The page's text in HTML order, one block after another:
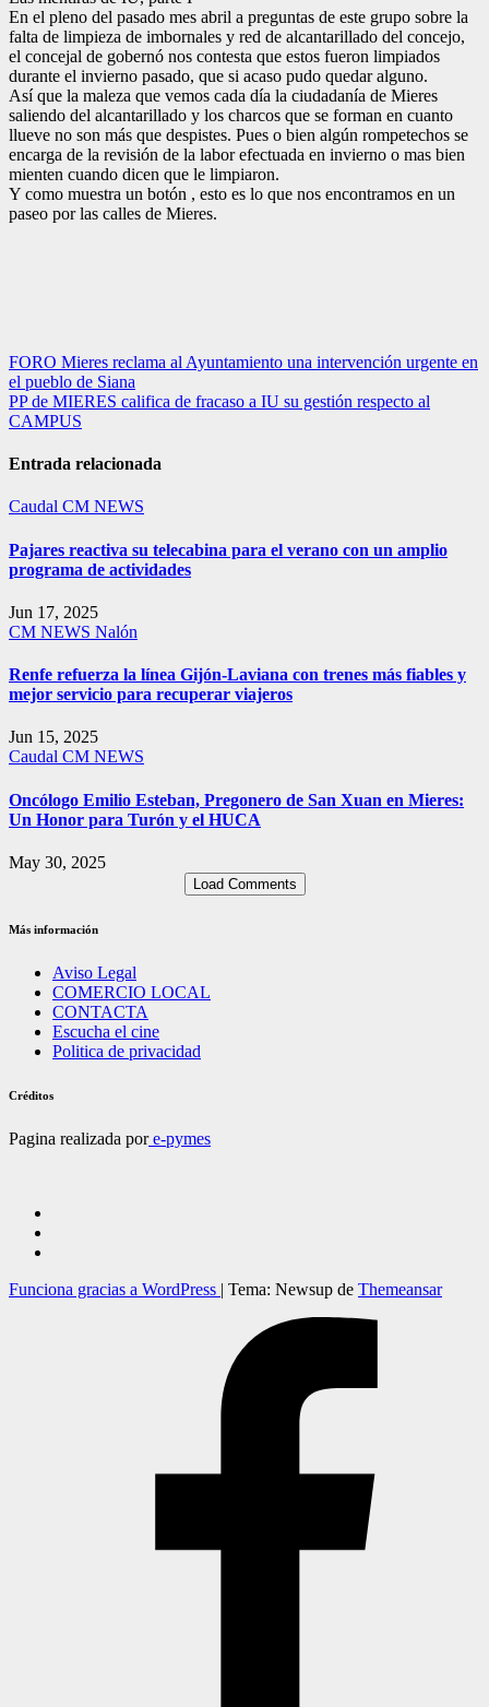
En el pleno del pasado mes abril a preguntas de este grupo sobre la
falta de limpieza de imbornales y red de alcantarillado del concejo,
el concejal de gobernó nos contesta que estos fueron limpiados
durante el invierno pasado, que si acaso pudo quedar alguno.
Así que la maleza que vemos cada día la ciudadanía de Mieres
saliendo del alcantarillado y los charcos que se forman en cuanto
llueve no son más que despistes. Pues o bien algún rompetechos se
encarga de la revisión de la labor efectuada en invierno o mas bien
mienten cuando dicen que le limpiaron.
Y como muestra un botón , esto es lo que nos encontramos en un
paseo por las calles de Mieres.
Navegación
de
entradas
FORO Mieres reclama al Ayuntamiento una intervención urgente en
el pueblo de Siana
PP de MIERES califica de fracaso a IU su gestión respecto al
CAMPUS
Entrada relacionada
Caudal CM NEWS
Pajares reactiva su telecabina para el verano con un amplio
programa de actividades
Jun 17, 2025
CM NEWS Nalón
Renfe refuerza la línea Gijón-Laviana con trenes más fiables y
mejor servicio para recuperar viajeros
Jun 15, 2025
Caudal CM NEWS
Oncólogo Emilio Esteban, Pregonero de San Xuan en Mieres:
Un Honor para Turón y el HUCA
May 30, 2025
Load Comments
Más información
Aviso Legal
COMERCIO LOCAL
CONTACTA
Escucha el cine
Politica de privacidad
Créditos
Pagina realizada pore-pymes
Funciona gracias a WordPress | Tema: Newsup de Themeansar